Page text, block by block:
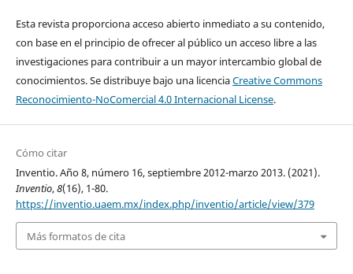
Esta revista proporciona acceso abierto inmediato a su contenido,
con base en el principio de ofrecer al público un acceso libre a las
investigaciones para contribuir a un mayor intercambio global de
conocimientos. Se distribuye bajo una licenciaCreative Commons
Reconocimiento-NoComercial 4.0 Internacional License.
Cómo citar
Inventio. Año 8, número 16, septiembre 2012-marzo 2013. (2021).
Inventio,8(16), 1-80.
https://inventio.uaem.mx/index.php/inventio/article/view/379
Más formatos de cita